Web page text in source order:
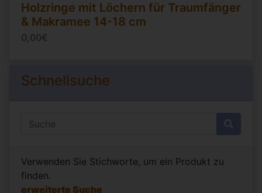
Holzringe mit Löchern für Traumfänger
& Makramee 14-18 cm
0,00€
Schnellsuche
Verwenden Sie Stichworte, um ein Produkt zu
finden.
erweiterte Suche